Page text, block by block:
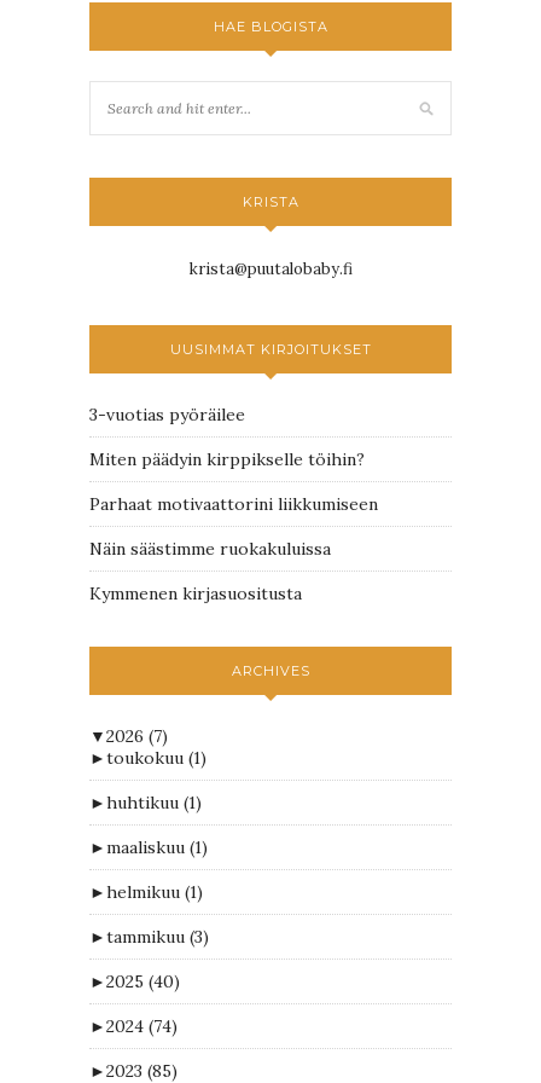
HAE BLOGISTA
KRISTA
krista@puutalobaby.fi
UUSIMMAT KIRJOITUKSET
3-vuotias pyöräilee
Miten päädyin kirppikselle töihin?
Parhaat motivaattorini liikkumiseen
Näin säästimme ruokakuluissa
Kymmenen kirjasuositusta
ARCHIVES
▼2026 (7)
►toukokuu (1)
►huhtikuu (1)
►maaliskuu (1)
►helmikuu (1)
►tammikuu (3)
►2025 (40)
►2024 (74)
►2023 (85)